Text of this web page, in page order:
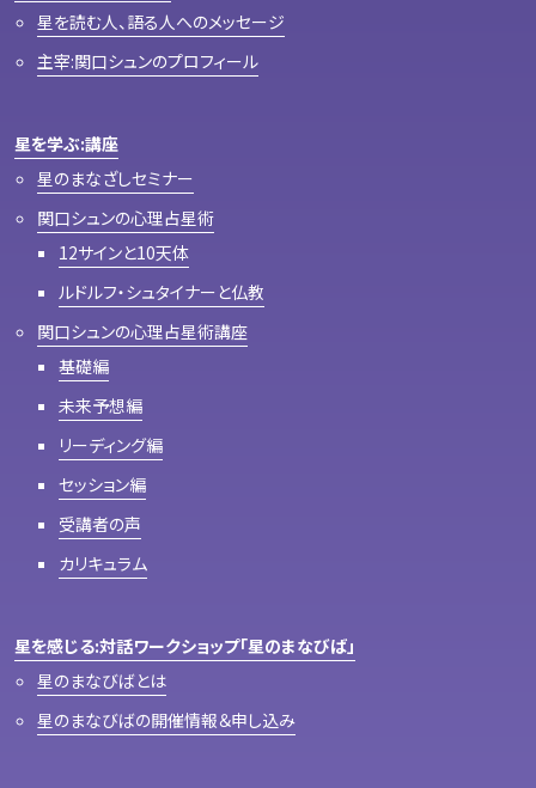
星を読む人、語る人へのメッセージ
主宰:関口シュンのプロフィール
星を学ぶ:講座
星のまなざしセミナー
関口シュンの心理占星術
12サインと10天体
ルドルフ・シュタイナーと仏教
関口シュンの心理占星術講座
基礎編
未来予想編
リーディング編
セッション編
受講者の声
カリキュラム
星を感じる:対話ワークショップ「星のまなびば」
星のまなびばとは
星のまなびばの開催情報＆申し込み